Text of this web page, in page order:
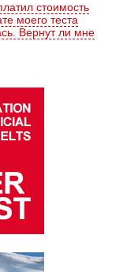
стоимость
моего теста
Вернут ли мне